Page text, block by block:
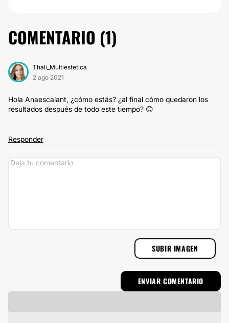
COMENTARIO (1)
Thali_Multiestetica
2 ago 2021
Hola Anaescalant, ¿cómo estás? ¿al final cómo quedaron los
resultados después de todo este tiempo? 😊
Responder
SUBIR IMAGEN